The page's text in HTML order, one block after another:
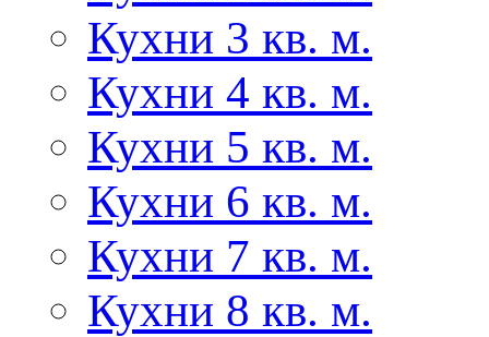
Кухни 3 кв. м.
Кухни 4 кв. м.
Кухни 5 кв. м.
Кухни 6 кв. м.
Кухни 7 кв. м.
Кухни 8 кв. м.